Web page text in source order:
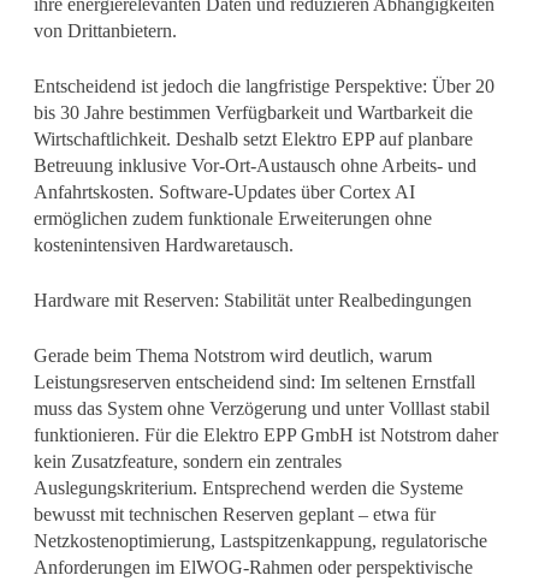
von Drittanbietern.
Entscheidend ist jedoch die langfristige Perspektive: Über 20
bis 30 Jahre bestimmen Verfügbarkeit und Wartbarkeit die
Wirtschaftlichkeit. Deshalb setzt Elektro EPP auf planbare
Betreuung inklusive Vor-Ort-Austausch ohne Arbeits- und
Anfahrtskosten. Software-Updates über Cortex AI
ermöglichen zudem funktionale Erweiterungen ohne
kostenintensiven Hardwaretausch.
Hardware mit Reserven: Stabilität unter Realbedingungen
Gerade beim Thema Notstrom wird deutlich, warum
Leistungsreserven entscheidend sind: Im seltenen Ernstfall
muss das System ohne Verzögerung und unter Volllast stabil
funktionieren. Für die Elektro EPP GmbH ist Notstrom daher
kein Zusatzfeature, sondern ein zentrales
Auslegungskriterium. Entsprechend werden die Systeme
bewusst mit technischen Reserven geplant – etwa für
Netzkostenoptimierung, Lastspitzenkappung, regulatorische
Anforderungen im ElWOG-Rahmen oder perspektivische